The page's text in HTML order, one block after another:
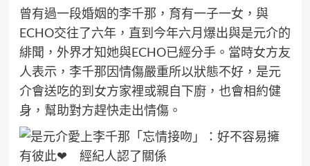
曾有過一段婚姻的李千那，育有一子一女，與
ECHO交往了六年，直到今年六月爆出與是元介的
緋聞，外界才知她與ECHO已經分手。當時女方友
人表示，李千那因情傷嚴重所以狀態不好，是元
介會送吃的到女方家裡或親自下廚，也會相約健
身，幫助對方趕快走出情傷。